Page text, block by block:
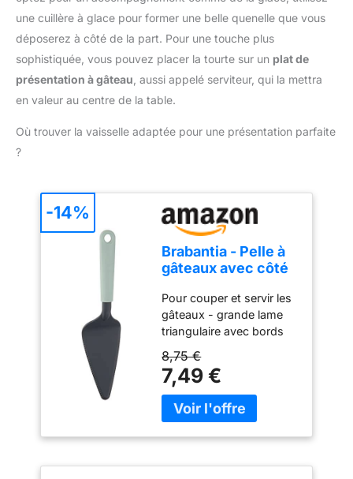
cuisson, casseroles, etc.
【Service Après-Vente】
En raison d'être des
ustensiles polyvalents, ils
sont essentiels dans une
cuisine. Idéal pour les
et les grillades, si vous
résoudrons le problème
pour vous dans les 12
heures.
une cuillère à glace pour former une belle quenelle que vous
déposerez à côté de la part. Pour une touche plus
sophistiquée, vous pouvez placer la tourte sur un plat de
présentation à gâteau , aussi appelé serviteur, qui la mettra
en valeur au centre de la table.
Où trouver la vaisselle adaptée pour une présentation parfaite
?
Brabantia - Pelle à
gâteaux avec côté
Green
Pour couper et servir les
gâteaux - grande lame
triangulaire avec bords
tranchants des deux
côtés. Convient aux
droitiers et aux gauchers
Facile à ranger - avec
au lave-vaisselle
8,75 €
7,49 €
-14%